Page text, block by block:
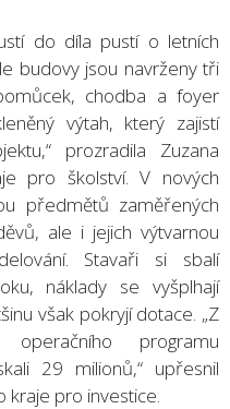
do díla pustí o letních
budovy jsou navrženy tři
chodba a foyer
výtah, který zajistí
prozradila Zuzana
pro školství. V nových
předmětů zaměřených
ale i jejich výtvarnou
Stavaři si sbalí
náklady se vyšplhají
však pokryjí dotace. „Z
operačního programu
29 milionů,“ upřesnil
kraje pro investice.